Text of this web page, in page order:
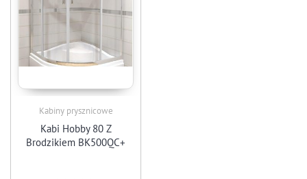
Kabiny prysznicowe
Kabi Hobby 80 Z
Brodzikiem BK500QC+